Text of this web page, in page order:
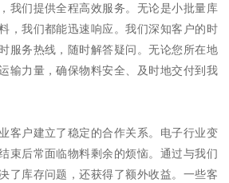
我们提供全程高效服务。无论是小批量库
，我们都能迅速响应。我们深知客户的时
服务热线，随时解答疑问。无论您所在地
输力量，确保物料安全、及时地交付到我
客户建立了稳定的合作关系。电子行业变
束后常面临物料剩余的烦恼。通过与我们
了库存问题，还获得了额外收益。一些客